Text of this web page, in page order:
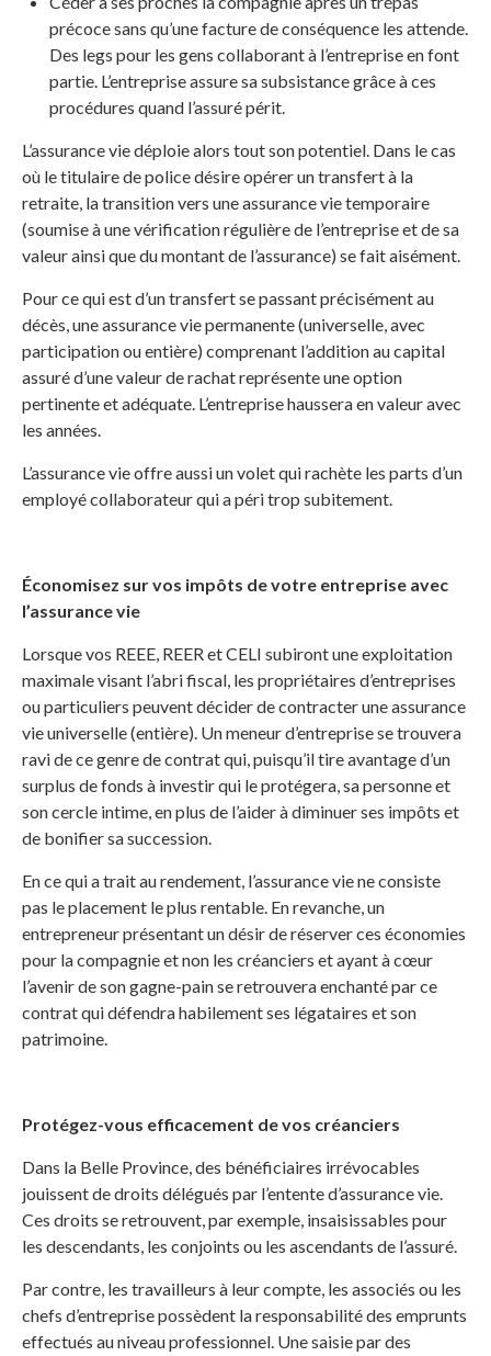
précoce sans qu’une facture de conséquence les attende.
Des legs pour les gens collaborant à l’entreprise en font
partie. L’entreprise assure sa subsistance grâce à ces
procédures quand l’assuré périt.
L’assurance vie déploie alors tout son potentiel. Dans le cas
où le titulaire de police désire opérer un transfert à la
retraite, la transition vers une assurance vie temporaire
(soumise à une vérification régulière de l’entreprise et de sa
valeur ainsi que du montant de l’assurance) se fait aisément.
Pour ce qui est d’un transfert se passant précisément au
décès, une assurance vie permanente (universelle, avec
participation ou entière) comprenant l’addition au capital
assuré d’une valeur de rachat représente une option
pertinente et adéquate. L’entreprise haussera en valeur avec
les années.
L’assurance vie offre aussi un volet qui rachète les parts d’un
employé collaborateur qui a péri trop subitement.
Économisez sur vos impôts de votre entreprise avec
l’assurance vie
Lorsque vos REEE, REER et CELI subiront une exploitation
maximale visant l’abri fiscal, les propriétaires d’entreprises
ou particuliers peuvent décider de contracter une assurance
vie universelle (entière). Un meneur d’entreprise se trouvera
ravi de ce genre de contrat qui, puisqu’il tire avantage d’un
surplus de fonds à investir qui le protégera, sa personne et
son cercle intime, en plus de l’aider à diminuer ses impôts et
de bonifier sa succession.
En ce qui a trait au rendement, l’assurance vie ne consiste
pas le placement le plus rentable. En revanche, un
entrepreneur présentant un désir de réserver ces économies
pour la compagnie et non les créanciers et ayant à cœur
l’avenir de son gagne-pain se retrouvera enchanté par ce
contrat qui défendra habilement ses légataires et son
patrimoine.
Protégez-vous efficacement de vos créanciers
Dans la Belle Province, des bénéficiaires irrévocables
jouissent de droits délégués par l’entente d’assurance vie.
Ces droits se retrouvent, par exemple, insaisissables pour
les descendants, les conjoints ou les ascendants de l’assuré.
Par contre, les travailleurs à leur compte, les associés ou les
chefs d’entreprise possèdent la responsabilité des emprunts
effectués au niveau professionnel. Une saisie par des